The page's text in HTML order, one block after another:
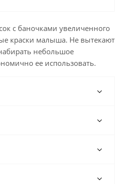
с баночками увеличенного
краски малыша. Не вытекают
небольшое
ее использовать.